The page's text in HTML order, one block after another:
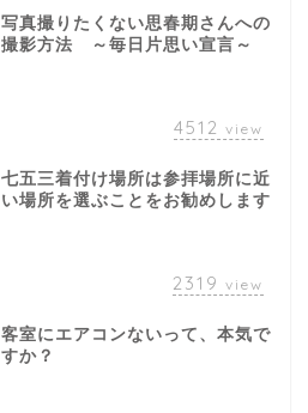
写真撮りたくない思春期さんへの
撮影方法 ～毎日片思い宣言～
4512 view
七五三着付け場所は参拝場所に近
い場所を選ぶことをお勧めします
2319 view
客室にエアコンないって、本気で
すか？